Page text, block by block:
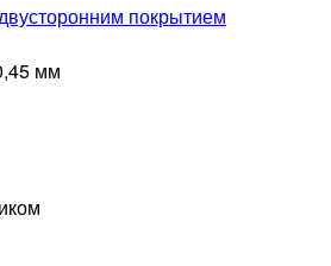
покрытием
мм